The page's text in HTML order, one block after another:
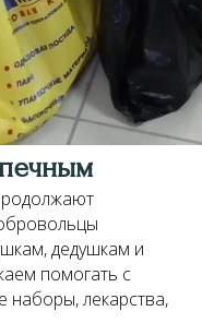
дедушкам и
помогать с
наборы, лекарства,